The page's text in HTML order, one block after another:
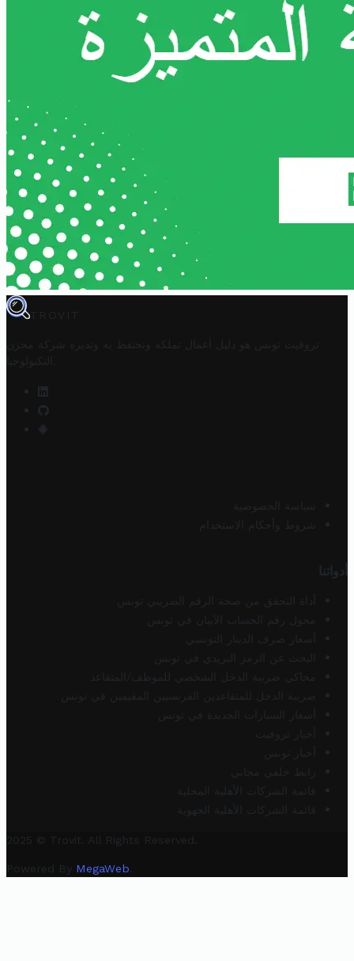
TROVIT
تروفيت تونس هو دليل أعمال تملكه وتحتفظ به وتديره
شركة مخزن
التكنولوجيا
سياسة الخصوصية
شروط وأحكام الاستخدام
أدواتنا
أداة التحقق من صحة الرقم الضريبي تونس
محول رقم الحساب الآيبان في تونس
أسعار صرف الدينار التونسي
البحث عن الرمز البريدي في تونس
محاكي ضريبة الدخل الشخصي للموظف/المتقاعد
ضريبة الدخل للمتقاعدين الفرنسيين المقيمين في تونس
أسعار السيارات الجديدة في تونس
أخبار تروفيت
أخبار تونس
رابط خلفي مجاني
قائمة الشركات الأهلية المحلية
قائمة الشركات الأهلية الجهوية
2025 © Trovit. All Rights Reserved.
Powered By MegaWeb